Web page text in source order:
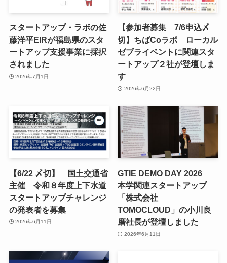
スタートアップ・ラボの佐
藤洋平EIRが福島県のスタ
ートアップ支援事業に採択
されました
2026年7月1日
【参加者募集 7/6申込〆
切】ちばCoラボ ローカル
ゼブライベントに関連スタ
ートアップ２社が登壇しま
す
2026年6月22日
【6/22 〆切】 国土交通省
主催 令和８年度上下水道
スタートアップチャレンジ
の発表者を募集
2026年6月11日
GTIE DEMO DAY 2026
本学関連スタートアップ
「株式会社
TOMOCLOUD」の小川良
磨社長が登壇しました
2026年6月11日